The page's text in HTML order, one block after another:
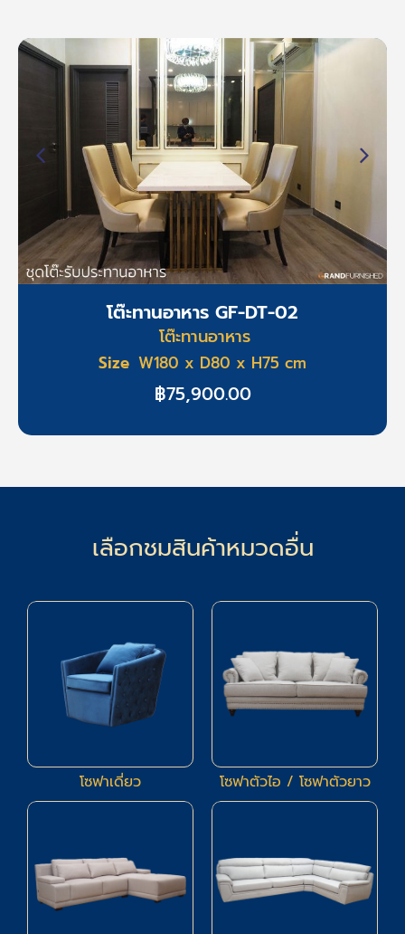
โต๊ะทานอาหาร GF-DT-10
โต๊ะทานอาหาร
Size W300 x D120 x H75 cm
฿155,900.00
เลือกชมสินค้าหมวดอื่น
โซฟาเดี่ยว โซฟาตัวไอ / โซฟาตัวยาว